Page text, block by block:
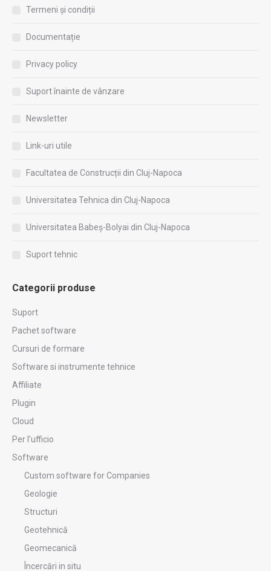
Termeni și condiții
Documentație
Privacy policy
Suport înainte de vânzare
Newsletter
Link-uri utile
Facultatea de Construcții din Cluj-Napoca
Universitatea Tehnica din Cluj-Napoca
Universitatea Babeș-Bolyai din Cluj-Napoca
Suport tehnic
Categorii produse
Suport
Pachet software
Cursuri de formare
Software si instrumente tehnice
Affiliate
Plugin
Cloud
Per l’ufficio
Software
Custom software for Companies
Geologie
Structuri
Geotehnică
Geomecanică
Încercări in situ